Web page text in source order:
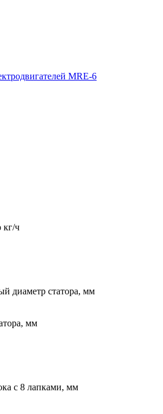
MRE-6
кг/ч
диаметр статора, мм
мм
с 8 лапками, мм